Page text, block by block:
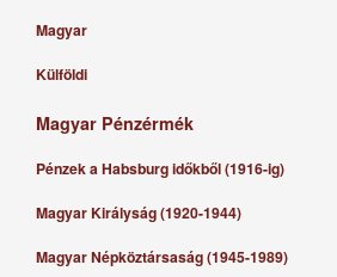
Magyar
Külföldi
Magyar Pénzérmék
Pénzek a Habsburg időkből (1916-ig)
Magyar Királyság (1920-1944)
Magyar Népköztársaság (1945-1989)